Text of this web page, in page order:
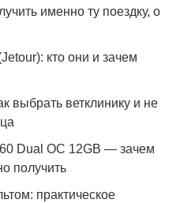
именно ту поездку, о
кто они и зачем
выбрать ветклинику и не
Dual OC 12GB — зачем
получить
практическое